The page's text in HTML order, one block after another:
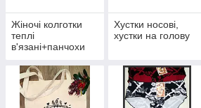
Жіночі колготки
теплі
в'язані+панчохи
Хустки носові,
хустки на голову